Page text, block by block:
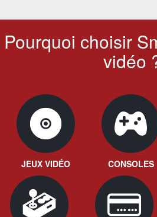
Pourquoi choisir
vidéo
JEUX VIDÉO CONSOLES